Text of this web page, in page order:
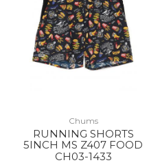
Chums
RUNNING SHORTS
5INCH MS Z407 FOOD
CH03-1433